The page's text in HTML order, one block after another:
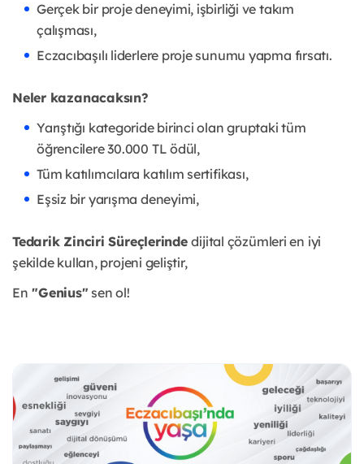
Gerçek bir proje deneyimi, işbirliği ve takım
çalışması,
Eczacıbaşılı liderlere proje sunumu yapma fırsatı.
Neler kazanacaksın?
Yarıştığı kategoride birinci olan gruptaki tüm
öğrencilere 30.000 TL ödül,
Tüm katılımcılara katılım sertifikası,
Eşsiz bir yarışma deneyimi,
Tedarik Zinciri Süreçlerindedijital çözümleri en iyi
şekilde kullan, projeni geliştir,
En "Genius" sen ol!